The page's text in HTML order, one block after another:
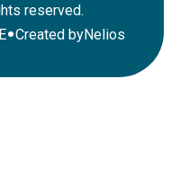
reserved.
•Created byNelios